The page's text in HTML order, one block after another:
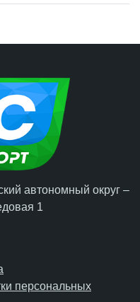
автономный округ –
1
персональных